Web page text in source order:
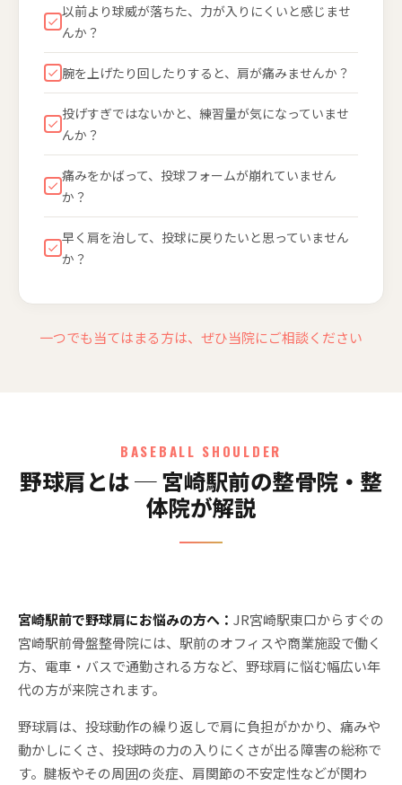
以前より球威が落ちた、力が入りにくいと感じませ
んか？
腕を上げたり回したりすると、肩が痛みませんか？
投げすぎではないかと、練習量が気になっていませ
んか？
痛みをかばって、投球フォームが崩れていません
か？
早く肩を治して、投球に戻りたいと思っていません
か？
一つでも当てはまる方は、ぜひ当院にご相談ください
BASEBALL SHOULDER
野球肩とは ─ 宮崎駅前の整骨院・整
体院が解説
宮崎駅前で野球肩にお悩みの方へ： JR宮崎駅東口からすぐの
宮崎駅前骨盤整骨院には、駅前のオフィスや商業施設で働く
方、電車・バスで通勤される方など、野球肩に悩む幅広い年
代の方が来院されます。
野球肩は、投球動作の繰り返しで肩に負担がかかり、痛みや
動かしにくさ、投球時の力の入りにくさが出る障害の総称で
す。腱板やその周囲の炎症、肩関節の不安定性などが関わ